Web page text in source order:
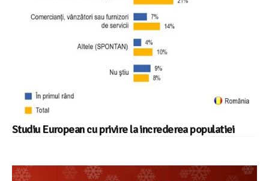
Studiu European cu privire la increderea populatiei